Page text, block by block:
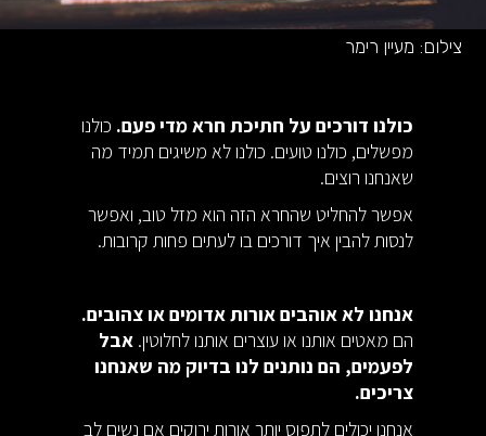
צילום: מעיין רימר
כולנו דורכים על חתיכת חרא מדי פעם. כולנו
מפשלים, כולנו טועים. כולנו לא משיגים תמיד מה
שאנחנו רוצים.
אפשר להחליט שהחרא הזה הוא מזל טוב, ואפשר
לנסות להבין איך דורכים בו לעתים פחות קרובות.
אנחנו לא אוהבים אורות אדומים או צהובים.
הם מאטים אותנו או עוצרים אותנו לחלוטין.אבל
לפעמים, הם נותנים לנו בדיוק מה שאנחנו
צריכים.
אנחנו יכולים לתפוס יותר אורות ירוקים אם נשים לב